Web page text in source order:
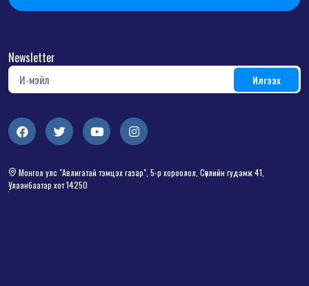
Newsletter
Монгол улс "Авлигатай тэмцэх газар", 5-р хороолол, Сөүлийн гудамж 41,
Улаанбаатар хот 14250